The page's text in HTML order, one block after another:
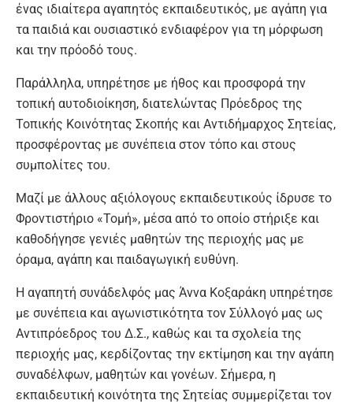
ένας ιδιαίτερα αγαπητός εκπαιδευτικός, με αγάπη για
τα παιδιά και ουσιαστικό ενδιαφέρον για τη μόρφωση
και την πρόοδό τους.
Παράλληλα, υπηρέτησε με ήθος και προσφορά την
τοπική αυτοδιοίκηση, διατελώντας Πρόεδρος της
Τοπικής Κοινότητας Σκοπής και Αντιδήμαρχος Σητείας,
προσφέροντας με συνέπεια στον τόπο και στους
συμπολίτες του.
Μαζί με άλλους αξιόλογους εκπαιδευτικούς ίδρυσε το
Φροντιστήριο «Τομή», μέσα από το οποίο στήριξε και
καθοδήγησε γενιές μαθητών της περιοχής μας με
όραμα, αγάπη και παιδαγωγική ευθύνη.
Η αγαπητή συνάδελφός μας Άννα Κοξαράκη υπηρέτησε
με συνέπεια και αγωνιστικότητα τον Σύλλογό μας ως
Αντιπρόεδρος του Δ.Σ., καθώς και τα σχολεία της
περιοχής μας, κερδίζοντας την εκτίμηση και την αγάπη
συναδέλφων, μαθητών και γονέων. Σήμερα, η
εκπαιδευτική κοινότητα της Σητείας συμμερίζεται τον